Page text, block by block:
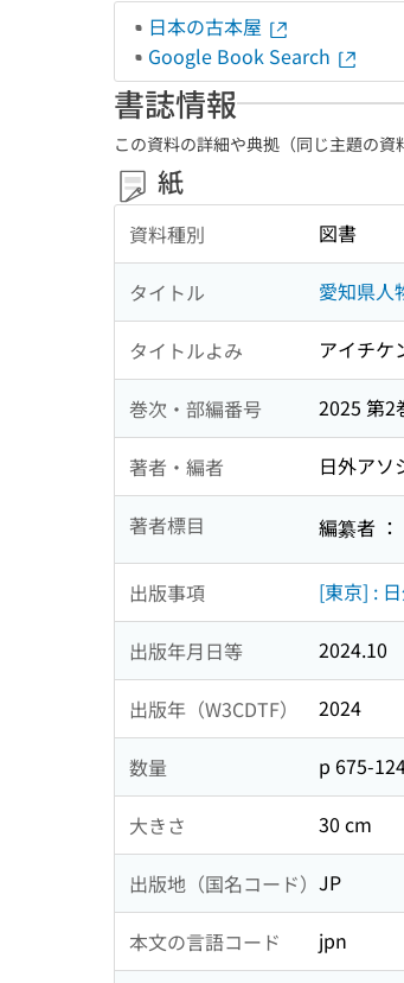
日本の古本屋
Google Book Search
書誌情報
この資料の詳細や典拠（同じ主題の資
紙
資料種別 図書
タイトル 愛知県人
タイトルよみ アイチケ
巻次・部編番号 2025 第2
著者・編者 日外アソ
著者標目 編纂者 ：
出版事項 [東京] :
出版年月日等 2024.10
出版年（W3CDTF） 2024
数量 p 675-
大きさ 30 cm
出版地（国名コード） JP
本文の言語コード jpn